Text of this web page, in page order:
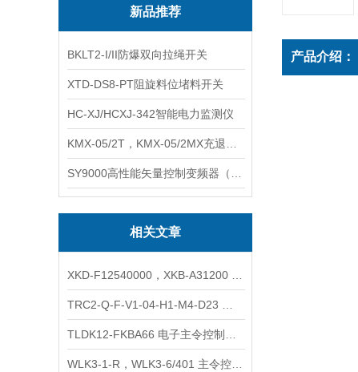
新品推荐
BKLT2-I/II防爆双向拉绳开关
XTD-DS8-PT阻旋料位堵料开关
HC-XJ/HCXJ-342智能电力监测仪
相关文章
产品介绍：